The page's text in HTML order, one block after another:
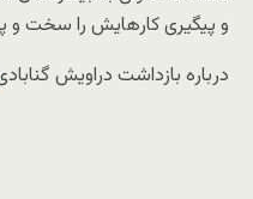
و پیگیری کارهایش را سخت و
درباره بازداشت دراویش